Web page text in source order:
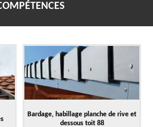
Bardage, habillage planche de rive et
dessous toit 88